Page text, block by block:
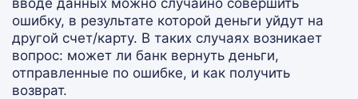
вводе данных можно случайно совершить
ошибку, в результате которой деньги уйдут на
другой счет/карту. В таких случаях возникает
вопрос: может ли банк вернуть деньги,
отправленные по ошибке, и как получить
возврат.